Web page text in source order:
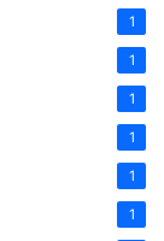
1
1
1
1
1
1